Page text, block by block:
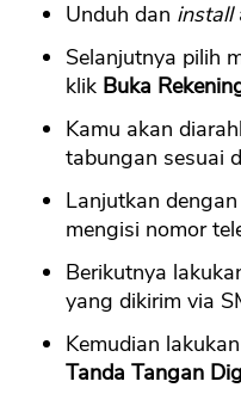
Unduh dan install
Selanjutnya pilih
klik Buka
Kamu akan
tabungan sesuai
Lanjutkan dengan
mengisi nomor
Berikutnya
yang dikirim via
Kemudian lakukan
Tanda Tangan